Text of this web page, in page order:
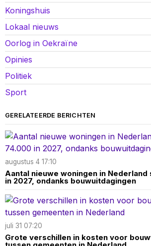
Koningshuis
Lokaal nieuws
Oorlog in Oekraïne
Opinies
Politiek
Sport
GERELATEERDE BERICHTEN
augustus 4 17:10
Aantal nieuwe woningen in
in 2027, ondanks bouwuitdagingen
juli 31 07:20
Grote verschillen in kosten voor